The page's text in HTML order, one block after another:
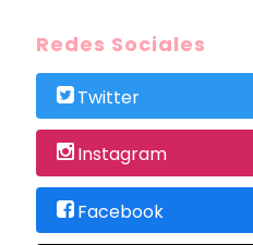
Redes Sociales
Twitter
Instagram
Facebook